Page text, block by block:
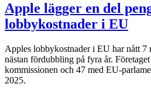
Apple lägger en del
lobbykostnader i EU
Apples lobbykostnader i EU har nått 7
nästan fördubbling på fyra år.
kommissionen och 47 med EU-
2025.